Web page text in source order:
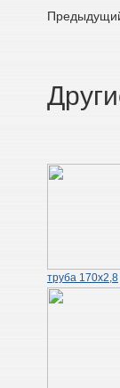
труба 170х2,8